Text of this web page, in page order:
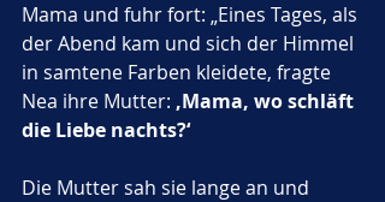
Mama und fuhr fort: „Eines Tages, als
der Abend kam und sich der Himmel
in samtene Farben kleidete, fragte
Nea ihre Mutter: ‚Mama, wo schläft
die Liebe nachts?‘
Die Mutter sah sie lange an und